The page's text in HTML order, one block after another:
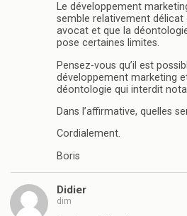
Le développement
semble relativement délicat
avocat et que la
pose certaines limites.
Pensez-vous qu’il est
développement marketing
déontologie qui interdit
Dans l’affirmative, quelles
Cordialement.
Boris
Didier
dim